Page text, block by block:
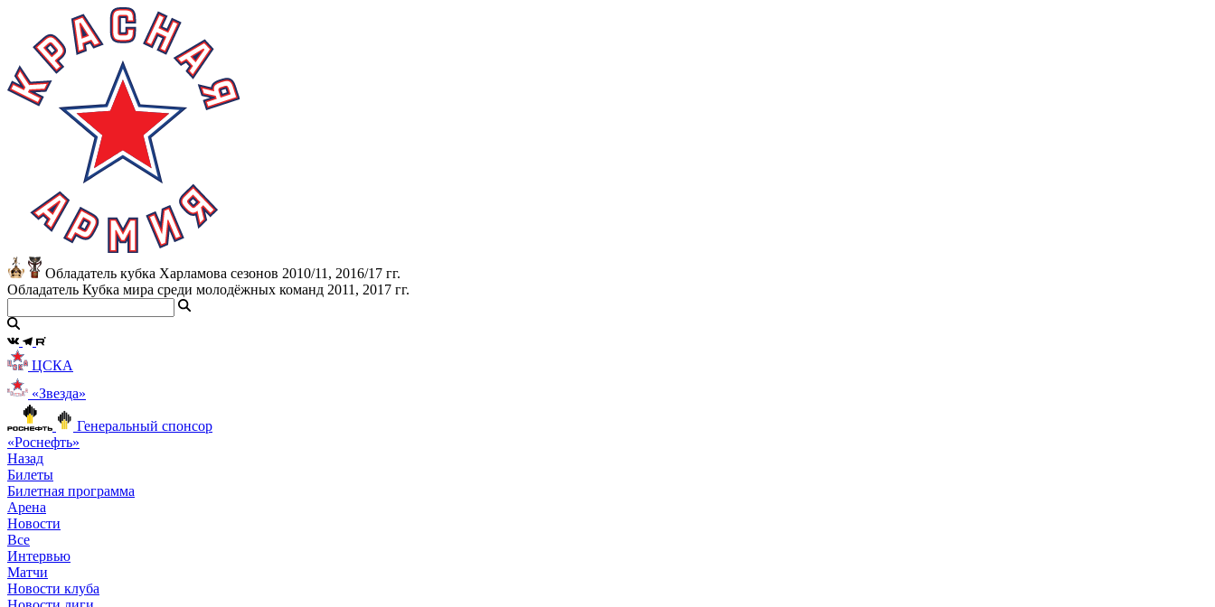
Обладатель кубка Харламова сезонов 2010/11, 2016/17 гг.
Обладатель Кубка мира среди молодёжных команд 2011, 2017 гг.
ЦСКА
«Звезда»
Генеральный спонсор
«Роснефть»
Назад
Билеты
Билетная программа
Арена
Новости
Все
Интервью
Матчи
Новости клуба